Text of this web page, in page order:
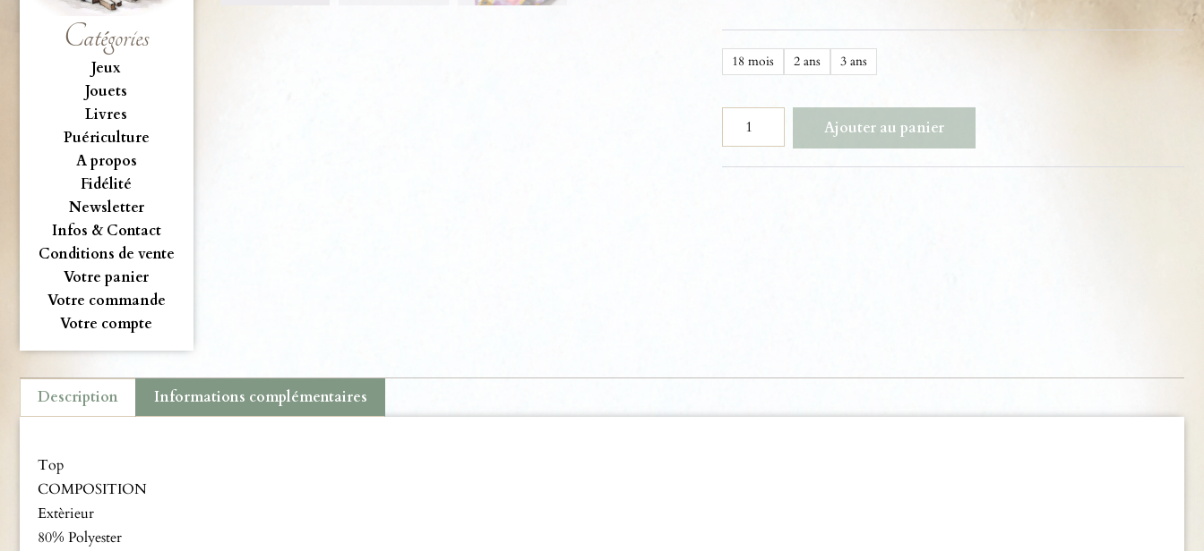
Catégories
Jeux
Jouets
Livres
Puériculture
A propos
Fidélité
Newsletter
Infos & Contact
Conditions de vente
Votre panier
Votre commande
Votre compte
18 mois 2 ans 3 ans
Ajouter au panier
Description Informations complémentaires
Top
COMPOSITION
Extèrieur
80% Polyester